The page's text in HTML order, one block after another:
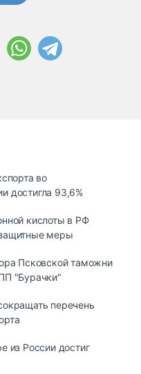
во
достигла 93,6%
кислоты в РФ
меры
Псковской таможни
"Бурачки"
перечень
из России достиг